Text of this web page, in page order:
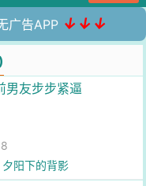
广告APP ↓↓↓
男友步步紧逼
阳下的背影